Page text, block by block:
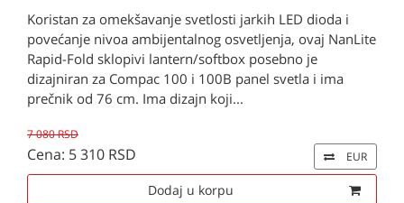
Koristan za omekšavanje svetlosti jarkih LED dioda i
povećanje nivoa ambijentalnog osvetljenja, ovaj NanLite
Rapid-Fold sklopivi lantern/softbox posebno je
dizajniran za Compac 100 i 100B panel svetla i ima
prečnik od 76 cm. Ima dizajn koji...
7 080 RSD
Cena: 5 310 RSD EUR
Dodaj u korpu